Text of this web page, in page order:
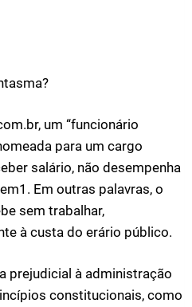
um “funcionário
para um cargo
salário, não desempenha
Em outras palavras, o
sem trabalhar,
à custa do erário público.
prejudicial à administração
constitucionais, como